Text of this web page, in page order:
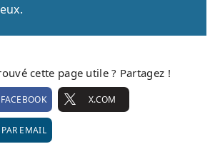
cette page utile ? Partagez !
FACEBOOK X.COM
PAR EMAIL